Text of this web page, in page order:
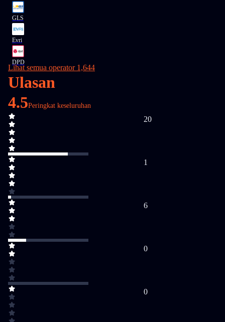
GLS
Evri
DPD
Lihat semua operator 1,644
Ulasan
4.5Peringkat keseluruhan
20
1
6
0
0